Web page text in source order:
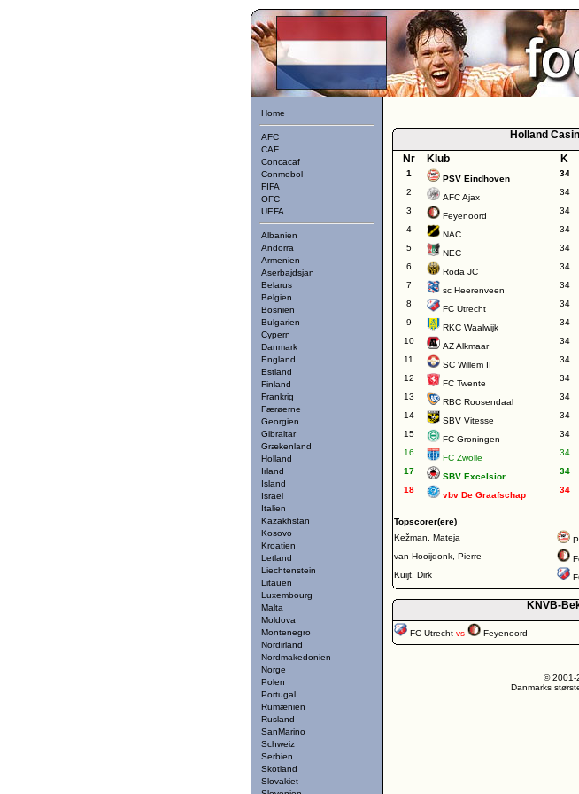
Home
AFC
CAF
Concacaf
Conmebol
FIFA
OFC
UEFA
Albanien
Andorra
Armenien
Aserbajdsjan
Belarus
Belgien
Bosnien
Bulgarien
Cypern
Danmark
England
Estland
Finland
Frankrig
Færøerne
Georgien
Gibraltar
Grækenland
Holland
Irland
Island
Israel
Italien
Kazakhstan
Kosovo
Kroatien
Letland
Liechtenstein
Litauen
Luxembourg
Malta
Moldova
Montenegro
Nordirland
Nordmakedonien
Norge
Polen
Portugal
Rumænien
Rusland
SanMarino
Schweiz
Serbien
Skotland
Slovakiet
Holland
Nr
Klub K
1
PSV Eindhoven
34
2
AFC Ajax
34
3
Feyenoord
34
4
NAC
34
5
NEC
34
6
Roda JC
34
7
sc Heerenveen
34
8
FC Utrecht
34
9
RKC Waalwijk
34
10
AZ Alkmaar
34
11
SC Willem II
34
12
FC Twente
34
13
RBC Roosendaal
34
14
SBV Vitesse
34
15
FC Groningen
34
16
FC Zwolle
34
17
SBV Excelsior
34
18
vbv De Graafschap
34
Topscorer(ere)
Kežman, Mateja
van Hooijdonk, Pierre
Kuijt, Dirk
KNVB-
FC Utrecht vs Feyenoord
© 2001-
Danmarks